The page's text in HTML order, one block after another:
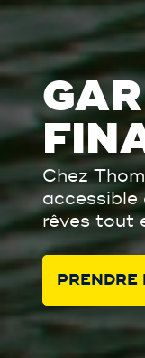
Chez
accessible
rêves tout
PRENDRE